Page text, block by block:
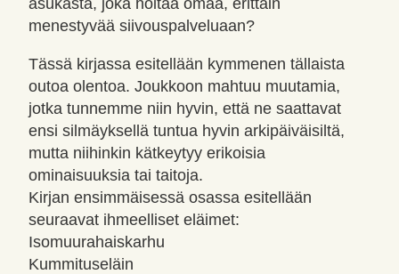
menestyvää siivouspalveluaan?
Tässä kirjassa esitellään kymmenen tällaista
outoa olentoa. Joukkoon mahtuu muutamia,
jotka tunnemme niin hyvin, että ne saattavat
ensi silmäyksellä tuntua hyvin arkipäiväisiltä,
mutta niihinkin kätkeytyy erikoisia
ominaisuuksia tai taitoja.
Kirjan ensimmäisessä osassa esitellään
seuraavat ihmeelliset eläimet:
Isomuurahaiskarhu
Kummituseläin